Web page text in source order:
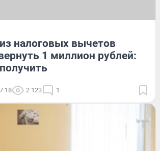
налоговых вычетов
1 миллион рублей:
2 123 1